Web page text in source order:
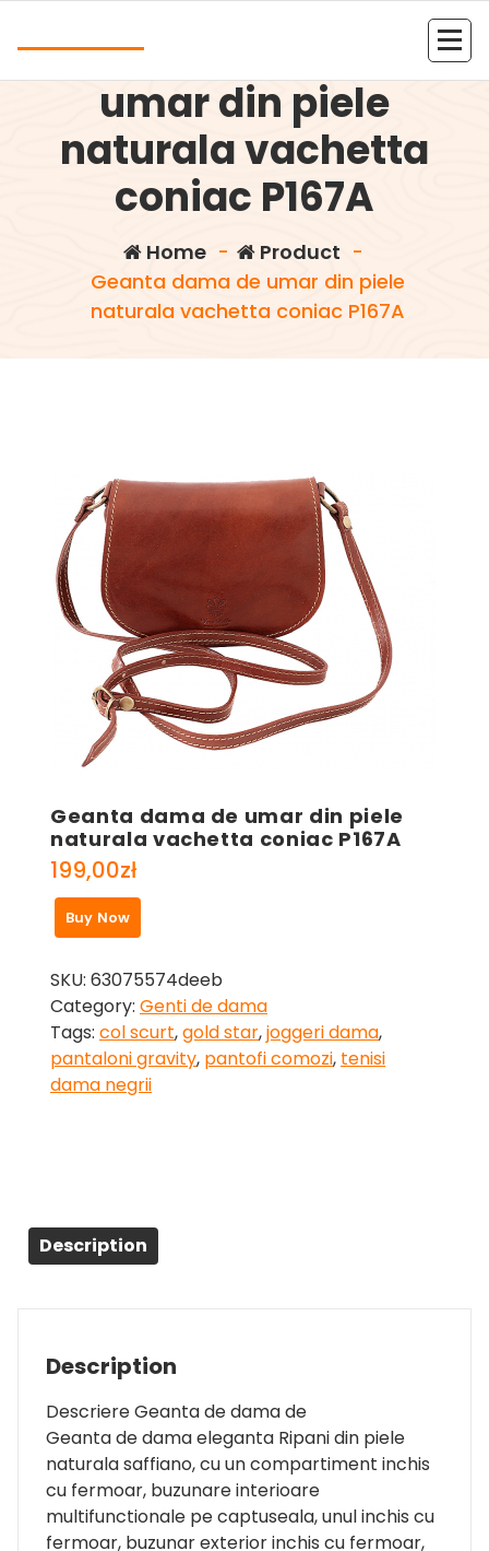
Geanta dama de
umar din piele
naturala vachetta
coniac P167A
Home- Product -
Geanta dama de umar din piele
naturala vachetta coniac P167A
Geanta dama de umar din piele
naturala vachetta coniac P167A
199,00zł
Buy Now
SKU: 63075574deeb
Category: Genti de dama
Tags: col scurt,gold star,joggeri dama,
pantaloni gravity, pantofi comozi, tenisi
dama negrii
Description
Description
Descriere Geanta de dama de
Geanta de dama eleganta Ripani din piele
naturala saffiano, cu un compartiment inchis
cu fermoar, buzunare interioare
multifunctionale pe captuseala, unul inchis cu
fermoar, buzunar exterior inchis cu fermoar,